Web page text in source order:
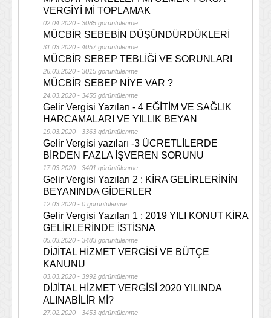
VERGİYİ Mİ TOPLAMAK
02.04.2020 - 3085 görüntülenme
MÜCBİR SEBEBİN DÜŞÜNDÜRDÜKLERİ
31.03.2020 - 4057 görüntülenme
MÜCBİR SEBEP TEBLİĞİ VE SORUNLARI
26.03.2020 - 3015 görüntülenme
MÜCBİR SEBEP NİYE VAR ?
24.03.2020 - 3455 görüntülenme
Gelir Vergisi Yazıları - 4 EĞİTİM VE SAĞLIK
HARCAMALARI VE YILLIK BEYAN
19.03.2020 - 3363 görüntülenme
Gelir Vergisi yazıları -3 ÜCRETLİLERDE
BİRDEN FAZLA İŞVEREN SORUNU
17.03.2020 - 3401 görüntülenme
Gelir Vergisi Yazıları 2 : KİRA GELİRLERİNİN
BEYANINDA GİDERLER
12.03.2020 - 0 görüntülenme
Gelir Vergisi Yazıları 1 : 2019 YILI KONUT KİRA
GELİRLERİNDE İSTİSNA
05.03.2020 - 3483 görüntülenme
DİJİTAL HİZMET VERGİSİ VE BÜTÇE
KANUNU
03.03.2020 - 3992 görüntülenme
DİJİTAL HİZMET VERGİSİ 2020 YILINDA
ALINABİLİR Mİ?
27.02.2020 - 3453 görüntülenme